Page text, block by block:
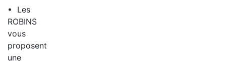
• Les
ROBINS
vous
proposent
une